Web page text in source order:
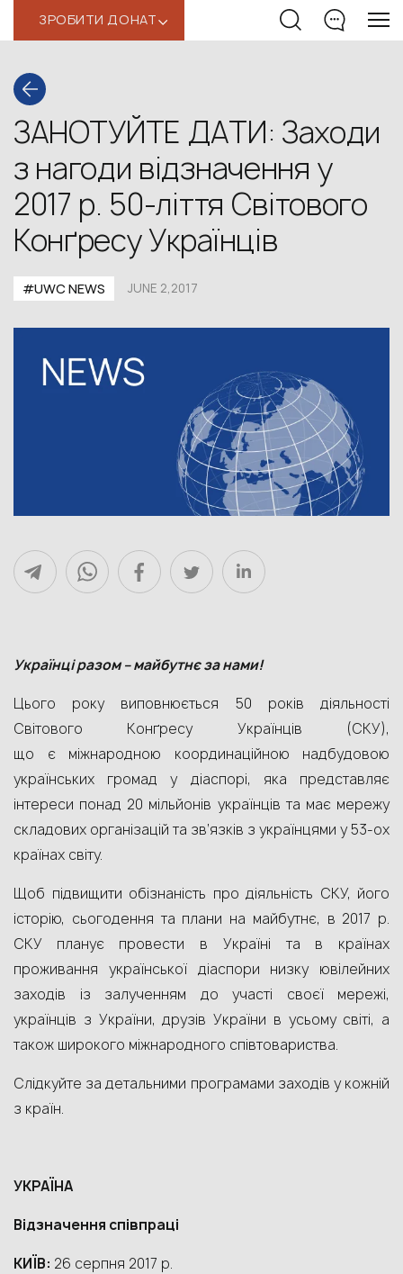
ЗРОБИТИ ДОНАТ‹
ЗАНОТУЙТЕ ДАТИ: Заходи
з нагоди відзначення у
2017 р. 50-ліття Світового
Конґресу Українців
#UWC NEWS JUNE 2,2017
Українці разом – майбутнє за нами!
Цього року виповнюється 50 років діяльності
Світового Конґресу Українців (СКУ),
що є міжнародною координаційною надбудовою
українських громад у діаспорі, яка представляє
інтереси понад 20 мільйонів українців та має мережу
складових організацій та зв’язків з українцями у 53-ох
країнах світу.
Щоб підвищити обізнаність про діяльність СКУ, його
історію, сьогодення та плани на майбутнє, в 2017 р.
СКУ планує провести в Україні та в країнах
проживання української діаспори низку ювілейних
заходів із залученням до участі своєї мережі,
українців з України, друзів України в усьому світі, а
також широкого міжнародного співтовариства.
Слідкуйте за детальними програмами заходів у кожній
з країн.
УКРАЇНА
Відзначення співпраці
КИЇВ: 26 серпня 2017 р.